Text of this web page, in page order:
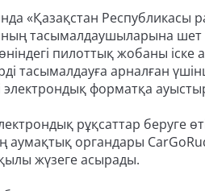
«Қазақстан Республикасы
тасымалдаушыларына шет
пилоттық жобаны іске
тасымалдауға арналған
электрондық форматқа
рұқсаттар беруге
аумақтық органдары
жүзеге асырады.